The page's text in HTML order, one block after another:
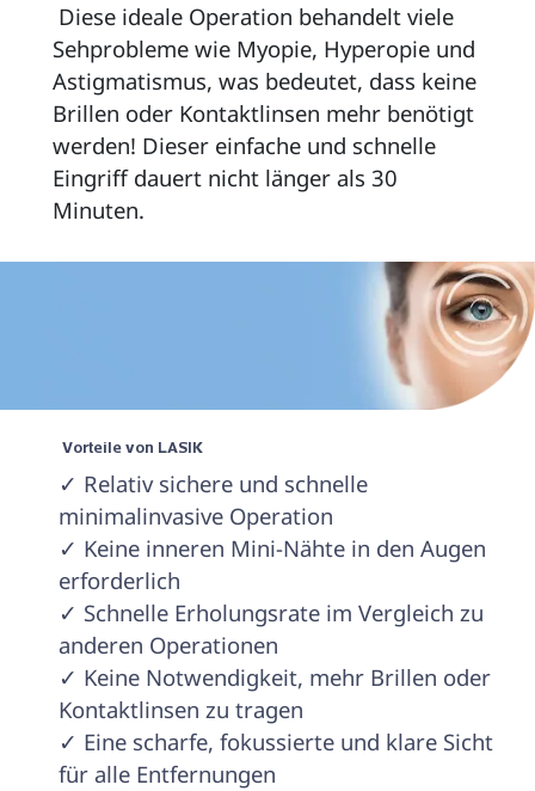
Sehprobleme wie Myopie, Hyperopie und
Astigmatismus, was bedeutet, dass keine
Brillen oder Kontaktlinsen mehr benötigt
werden! Dieser einfache und schnelle
Eingriff dauert nicht länger als 30
Minuten.
Vorteile von LASIK
✓ Relativ sichere und schnelle
minimalinvasive Operation
✓ Keine inneren Mini-Nähte in den Augen
erforderlich
✓ Schnelle Erholungsrate im Vergleich zu
anderen Operationen
✓ Keine Notwendigkeit, mehr Brillen oder
Kontaktlinsen zu tragen
✓ Eine scharfe, fokussierte und klare Sicht
für alle Entfernungen